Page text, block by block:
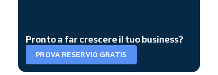
Pronto a far crescere il tuo business?
PROVA RESERVIO GRATIS